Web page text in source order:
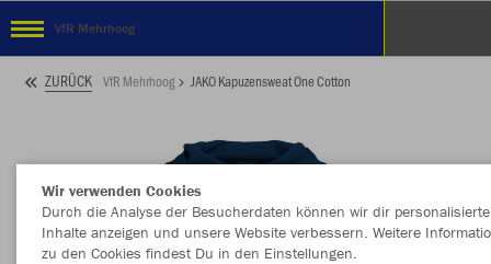
VfR Mehrhoog
ZURÜCK VfR Mehrhoog JAKO Kapuzensweat One Cotton
Wir verwenden Cookies
Durch die Analyse der Besucherdaten können wir dir personalisierte
Inhalte anzeigen und unsere Website verbessern. Weitere
zu den Cookies findest Du in den Einstellungen.